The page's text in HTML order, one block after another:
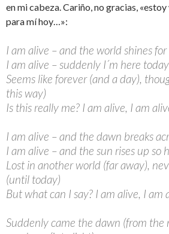
en mi cabeza. Cariño, no gracias,
para mí hoy…»:
I am alive – and the world shines
I am alive – suddenly I´m here today
Seems like forever (and a day),
this way)
Is this really me? I am alive, I am
I am alive – and the dawn breaks
I am alive – and the sun rises up so
Lost in another world (far away),
(until today)
But what can I say? I am alive, I am
Suddenly came the dawn (from the